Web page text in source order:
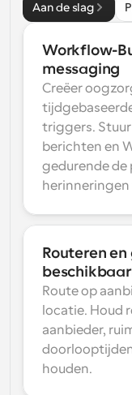
Aan de slag
Workflow-
messaging
Creëer
triggers.
berichten en
gedurende de
Routeren
Route op
locatie. Houd
aanbieder,
houden.